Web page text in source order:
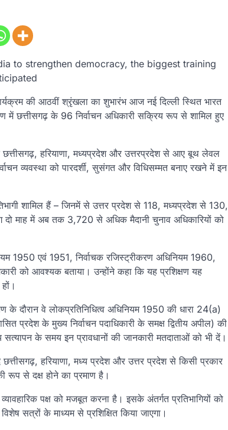
to strengthen democracy, the biggest training
की आठवीं श्रृंखला का शुभारंभ आज नई दिल्ली स्थित भारत
में छत्तीसगढ़ के 96 निर्वाचन अधिकारी सक्रिय रूप से शामिल हुए
छत्तीसगढ़, हरियाणा, मध्यप्रदेश और उत्तरप्रदेश से आए बूथ लेवल
व्यवस्था को पारदर्शी, सुसंगत और विधिसम्मत बनाए रखने में इन
शामिल हैं – जिनमें से उत्तर प्रदेश से 118, मध्यप्रदेश से 130,
माह में अब तक 3,720 से अधिक मैदानी चुनाव अधिकारियों को
1950 एवं 1951, निर्वाचक रजिस्ट्रीकरण अधिनियम 1960,
को आवश्यक बताया। उन्होंने कहा कि यह प्रशिक्षण यह
के दौरान वे लोकप्रतिनिधित्व अधिनियम 1950 की धारा 24(a)
के मुख्य निर्वाचन पदाधिकारी के समक्ष द्वितीय अपील) की
सत्यापन के समय इन प्रावधानों की जानकारी मतदाताओं को भी दें।
हरियाणा, मध्य प्रदेश और उत्तर प्रदेश से किसी प्रकार
रूप से दक्ष होने का प्रमाण है।
पक्ष को मजबूत करना है। इसके अंतर्गत प्रतिभागियों को
सत्रों के माध्यम से प्रशिक्षित किया जाएगा।